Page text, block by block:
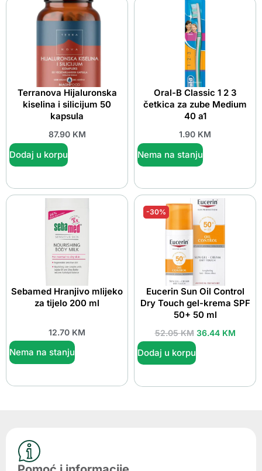
Terranova Hijaluronska
kiselina i silicijum 50
kapsula
87.90 KM
Dodaj u korpu
Oral-B Classic 1 2 3
četkica za zube Medium
40 a1
1.90 KM
Nema na stanju
Sebamed Hranjivo mlijeko
za tijelo 200 ml
12.70 KM
Nema na stanju
-30%
Eucerin Sun Oil Control
Dry Touch gel-krema SPF
50+ 50 ml
52.05KM 36.44 KM
Dodaj u korpu